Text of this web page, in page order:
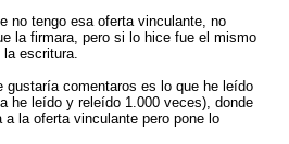
no tengo esa oferta vinculante, no
la firmara, pero si lo hice fue el mismo
escritura.
gustaría comentaros es lo que he leído
he leído y releído 1.000 veces), donde
a la oferta vinculante pero pone lo